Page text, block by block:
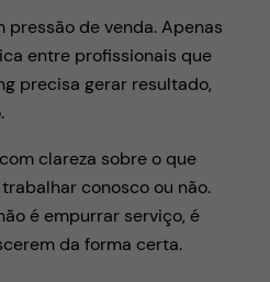
pressão de venda. Apenas
entre profissionais que
precisa gerar resultado,
clareza sobre o que
conosco ou não.
é empurrar serviço, é
da forma certa.